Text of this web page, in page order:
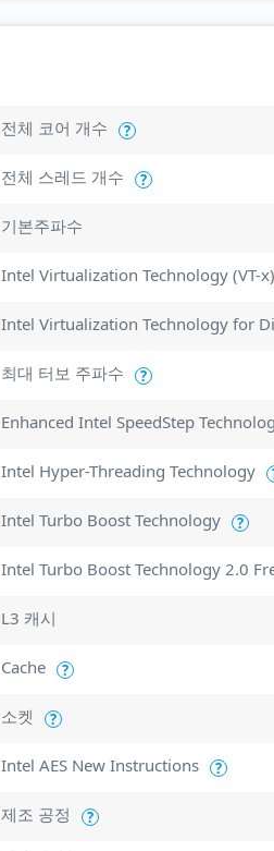
전체 코어 개수 ?
전체 스레드 개수 ?
기본주파수
Intel Virtualization Technology (VT-x)
최대 터보 주파수 ?
Enhanced Intel SpeedStep
Intel Hyper-Threading Technology
Intel Turbo Boost Technology ?
Intel Turbo Boost Technology 2.0
L3 캐시
Cache ?
소켓 ?
Intel AES New Instructions ?
제조 공정 ?